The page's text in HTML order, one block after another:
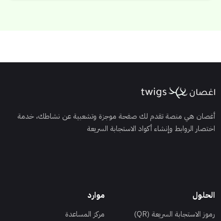
أغصان هي منصة تقدم لك صفحة موجزة وتشعبية عن نشاطك، خدمة
اختصار الروابط وإنشاء أكواد الاستجابة السريعة
الحلول
رموز الاستجابة السريعة (QR)
موارد
مركز المساعدة